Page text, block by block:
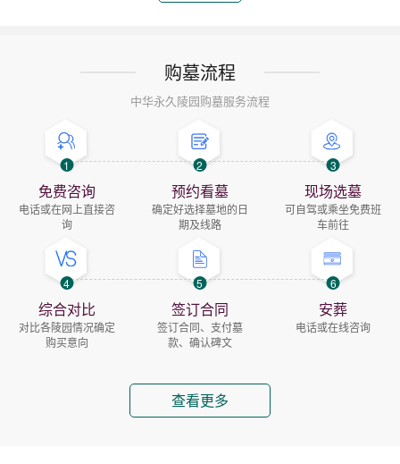
购墓流程
中华永久陵园购墓服务流程
1
免费咨询
电话或在网上直接咨
询
2
预约看墓
确定好选择墓地的日
期及线路
3
现场选墓
可自驾或乘坐免费班
车前往
4
综合对比
对比各陵园情况确定
购买意向
5
签订合同
签订合同、支付墓
款、确认碑文
6
安葬
电话或在线咨询
查看更多